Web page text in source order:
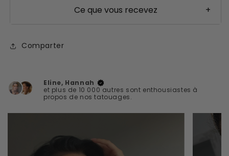
Ce que vous recevez +
Comparter
Eline, Hannah
et plus de 10 000 autres sont enthousiastes à
propos de nos tatouages.